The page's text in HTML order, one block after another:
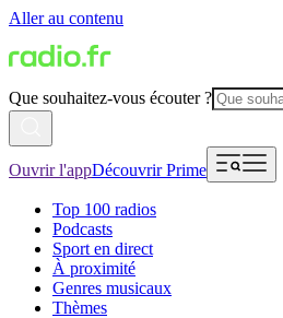
Aller au contenu
Que souhaitez-vous écouter ?
Ouvrir l'appDécouvrir Prime
Top 100 radios
Podcasts
Sport en direct
À proximité
Genres musicaux
Thèmes